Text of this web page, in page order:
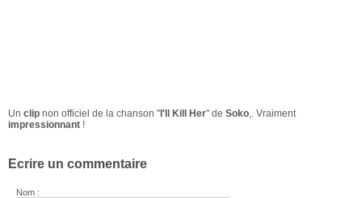
Un clip non officiel de la chanson " I'll Kill Her" de Soko,. Vraiment
impressionnant !
Ecrire un commentaire
Nom :